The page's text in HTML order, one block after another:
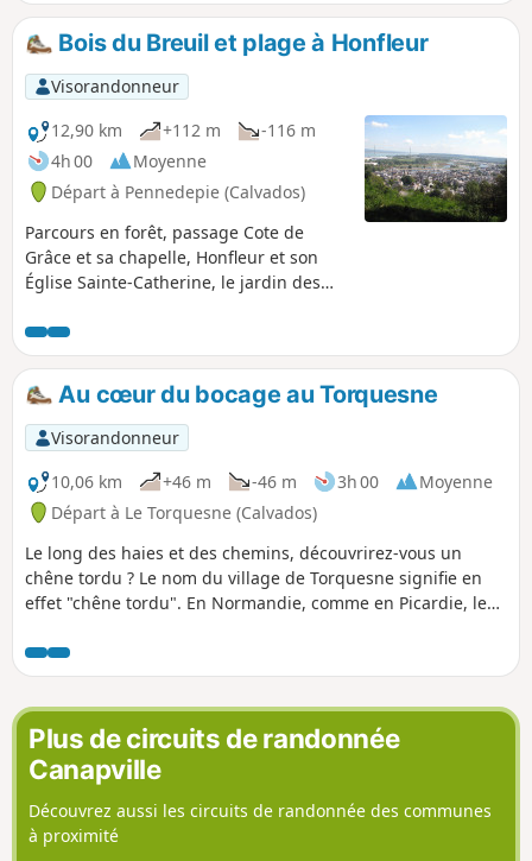
Bois du Breuil et plage à Honfleur
Visorandonneur
12,90 km
+112 m
-116 m
4h 00
Moyenne
Départ à Pennedepie (Calvados)
Parcours en forêt, passage Cote de
Grâce et sa chapelle, Honfleur et son
Église Sainte-Catherine, le jardin des
et retour dans le bois avec ses
rhododendrons.
Au cœur du bocage au Torquesne
Visorandonneur
10,06 km
+46 m -46 m 3h 00
Moyenne
Départ à Le Torquesne (Calvados)
Le long des haies et des chemins, découvrirez-vous un
chêne tordu ? Le nom du village de Torquesne signifie en
effet "chêne tordu". En Normandie, comme en Picardie, le
d'où "Torquesne". En route ! A la recherche du chêne....
Plus de circuits de randonnée
Canapville
Découvrez aussi les circuits de randonnée des communes
à proximité